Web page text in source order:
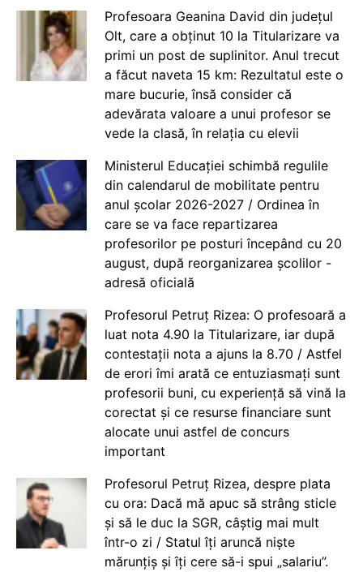
Profesoara Geanina David din județul
Olt, care a obținut 10 la Titularizare va
primi un post de suplinitor. Anul trecut
a făcut naveta 15 km: Rezultatul este o
mare bucurie, însă consider că
adevărata valoare a unui profesor se
vede la clasă, în relația cu elevii
Ministerul Educației schimbă regulile
din calendarul de mobilitate pentru
anul școlar 2026-2027 / Ordinea în
care se va face repartizarea
profesorilor pe posturi începând cu 20
august, după reorganizarea școlilor -
adresă oficială
Profesorul Petruț Rizea: O profesoară a
luat nota 4.90 la Titularizare, iar după
contestații nota a ajuns la 8.70 / Astfel
de erori îmi arată ce entuziasmați sunt
profesorii buni, cu experiență să vină la
corectat și ce resurse financiare sunt
alocate unui astfel de concurs
important
Profesorul Petruț Rizea, despre plata
cu ora: Dacă mă apuc să strâng sticle
și să le duc la SGR, câștig mai mult
într-o zi / Statul îți aruncă niște
mărunțiș și îți cere să-i spui „salariu”.